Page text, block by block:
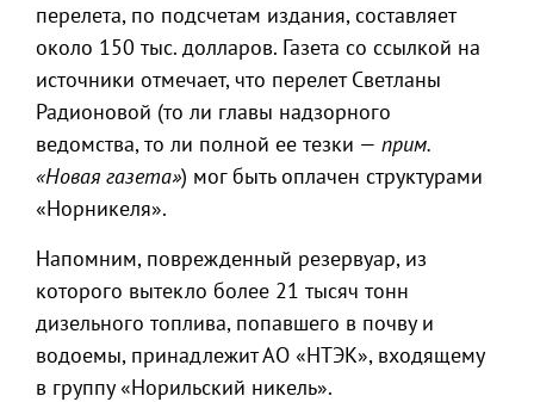
перелета, по подсчетам издания, составляет
около 150 тыс. долларов. Газета со ссылкой на
источники отмечает, что перелет Светланы
Радионовой (то ли главы надзорного
ведомства, то ли полной ее тезки — прим.
«Новая газета») мог быть оплачен структурами
«Норникеля».
Напомним, поврежденный резервуар, из
которого вытекло более 21 тысяч тонн
дизельного топлива, попавшего в почву и
водоемы, принадлежит АО «НТЭК», входящему
в группу «Норильский никель».